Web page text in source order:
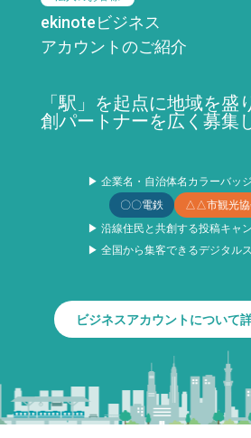
ekinoteビジネス
アカウントのご紹介
「駅」を起点に地域を盛
創パートナーを広く募集
▶ 企業名・自治体名カラーバッ
〇〇電鉄
△△市観光協
▶ 沿線住民と共創する投稿キャ
▶ 全国から集客できるデジタル
ビジネスアカウントについて